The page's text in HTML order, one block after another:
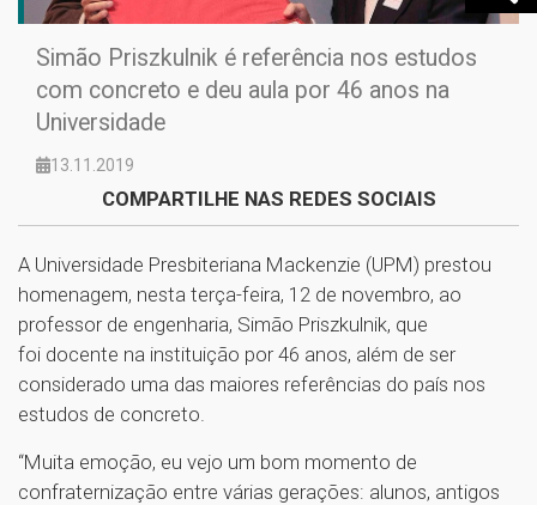
Simão Priszkulnik é referência nos estudos
com concreto e deu aula por 46 anos na
Universidade
13.11.2019
COMPARTILHE NAS REDES SOCIAIS
A Universidade Presbiteriana Mackenzie (UPM) prestou
homenagem, nesta terça-feira, 12 de novembro, ao
professor de engenharia, Simão Priszkulnik, que
foi docente na instituição por 46 anos, além de ser
considerado uma das maiores referências do país nos
estudos de concreto.
“Muita emoção, eu vejo um bom momento de
confraternização entre várias gerações: alunos, antigos